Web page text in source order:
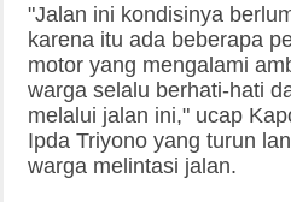
"Jalan ini kondisinya
karena itu ada beberapa
motor yang mengalami
warga selalu berhati-hati
melalui jalan ini," ucap
Ipda Triyono yang turun
warga melintasi jalan.